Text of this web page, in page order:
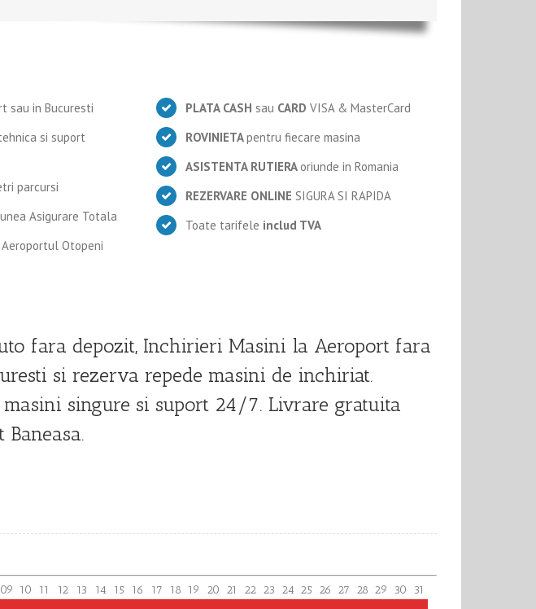
sau in Bucuresti
si suport
parcursi
Asigurare Totala
Otopeni
PLATA CASH sau CARD VISA & MasterCard
ROVINIETApentru fiecare masina
ASISTENTA RUTIERA oriunde in Romania
REZERVARE ONLINE SIGURA SI RAPIDA
Toate tarifele includ TVA
fara depozit, Inchirieri Masini la Aeroport fara
si rezerva repede masini de inchiriat.
singure si suport 24/7. Livrare gratuita
09 10 11 12 13 14 15 16 17 18 19 20 21 22 23 24 25 26 27 28 29 30 31